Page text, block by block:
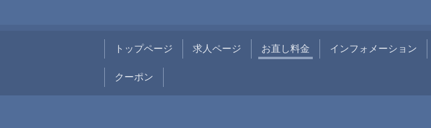
トップページ 求人ページ お直し料金 インフォメーション
クーポン